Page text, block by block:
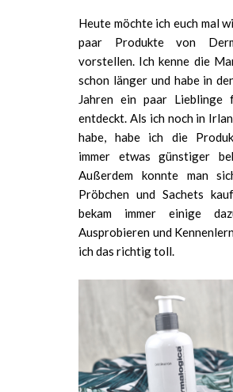
Heute möchte ich euch mal
paar Produkte von
vorstellen. Ich kenne die
schon länger und habe in
Jahren ein paar Lieblinge
entdeckt. Als ich noch in
habe, habe ich die
immer etwas günstiger
Außerdem konnte man
Pröbchen und Sachets
bekam immer einige
Ausprobieren und
ich das richtig toll.